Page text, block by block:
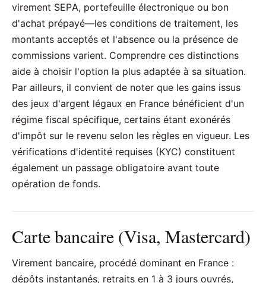
virement SEPA, portefeuille électronique ou bon
d'achat prépayé—les conditions de traitement, les
montants acceptés et l'absence ou la présence de
commissions varient. Comprendre ces distinctions
aide à choisir l'option la plus adaptée à sa situation.
Par ailleurs, il convient de noter que les gains issus
des jeux d'argent légaux en France bénéficient d'un
régime fiscal spécifique, certains étant exonérés
d'impôt sur le revenu selon les règles en vigueur. Les
vérifications d'identité requises (KYC) constituent
également un passage obligatoire avant toute
opération de fonds.
Carte bancaire (Visa, Mastercard)
Virement bancaire, procédé dominant en France :
dépôts instantanés, retraits en 1 à 3 jours ouvrés,